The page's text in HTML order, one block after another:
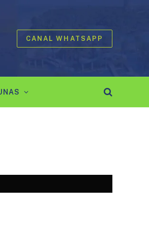
CANAL WHATSAPP